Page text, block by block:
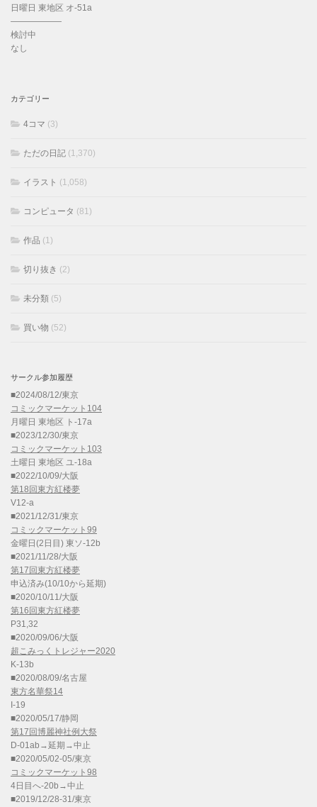
日曜日 東地区 オ-51a
——————
検討中
なし
カテゴリー
4コマ (3)
ただの日記 (1,370)
イラスト (1,058)
コンピュータ (81)
作品 (1)
切り抜き (2)
未分類 (5)
買い物 (52)
サークル参加履歴
■2024/08/12/東京
コミックマーケット104
月曜日 東地区 ト-17a
■2023/12/30/東京
コミックマーケット103
土曜日 東地区 ユ-18a
■2022/10/09/大阪
第18回東方紅楼夢
V12-a
■2021/12/31/東京
コミックマーケット99
金曜日(2日目) 東ソ-12b
■2021/11/28/大阪
第17回東方紅楼夢
申込済み(10/10から延期)
■2020/10/11/大阪
第16回東方紅楼夢
P31,32
■2020/09/06/大阪
超こみっくトレジャー2020
K-13b
■2020/08/09/名古屋
東方名華祭14
I-19
■2020/05/17/静岡
第17回博麗神社例大祭
D-01ab→延期→中止
■2020/05/02-05/東京
コミックマーケット98
4日目へ-20b→中止
■2019/12/28-31/東京